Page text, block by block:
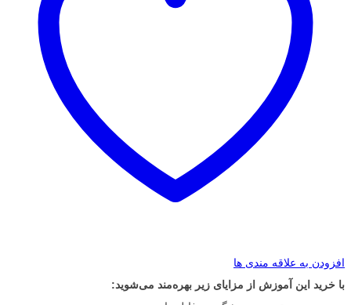
افزودن به علاقه مندی ها
با خرید این آموزش از مزایای زیر بهره‌مند می‌شوید: